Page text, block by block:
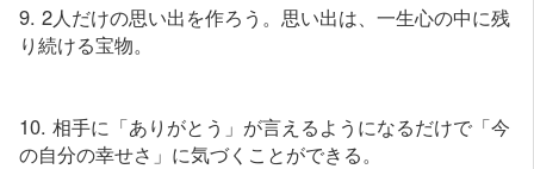
9. 2人だけの思い出を作ろう。思い出は、一生心の中に残
り続ける宝物。
10. 相手に「ありがとう」が言えるようになるだけで「今
の自分の幸せさ」に気づくことができる。